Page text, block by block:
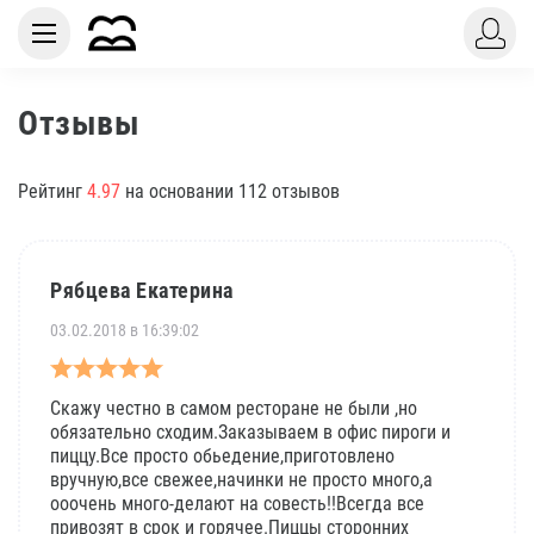
Отзывы
Рейтинг 4.97 на основании 112 отзывов
Рябцева Екатерина
03.02.2018 в 16:39:02
Скажу честно в самом ресторане не были ,но
обязательно сходим.Заказываем в офис пироги и
пиццу.Все просто обьедение,приготовлено
вручную,все свежее,начинки не просто много,а
ооочень много-делают на совесть!!Всегда все
привозят в срок и горячее.Пиццы сторонних